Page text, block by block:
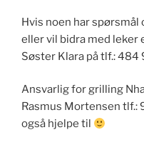
Hvis noen har
eller vil bidra med leker
Søster Klara på tlf.: 484
Ansvarlig for grilling
Rasmus Mortensen tlf.:
også hjelpe til